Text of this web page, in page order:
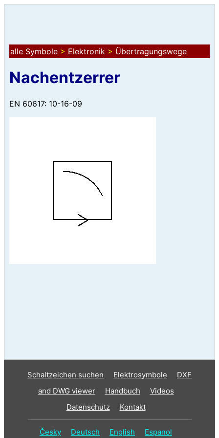
alle Symbole > Elektronik > Übertragungswege
Nachentzerrer
EN 60617: 10-16-09
Schaltzeichen suchen Elektrosymbole
DXF
and DWG viewer
Handbuch
Videos
Datenschutz
Kontakt
Česky Deutsch English Espanol